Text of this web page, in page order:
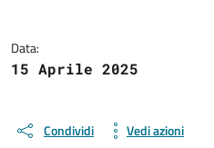
Data:
15 Aprile 2025
Condividi Vedi azioni